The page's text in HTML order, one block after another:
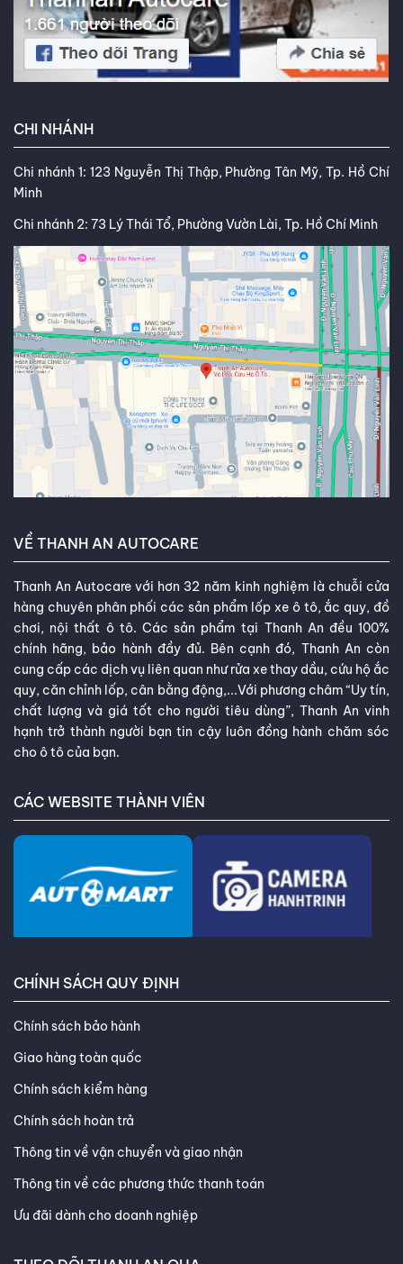
CHI NHÁNH
Chi nhánh 1: 123 Nguyễn Thị Thập, Phường Tân Mỹ, Tp. Hồ Chí
Minh
Chi nhánh 2: 73 Lý Thái Tổ, Phường Vườn Lài, Tp. Hồ Chí Minh
VỀ THANH AN AUTOCARE
Thanh An Autocare với hơn 32 năm kinh nghiệm là chuỗi cửa
hàng chuyên phân phối các sản phẩm lốp xe ô tô, ắc quy, đồ
chơi, nội thất ô tô. Các sản phẩm tại Thanh An đều 100%
chính hãng, bảo hành đầy đủ. Bên cạnh đó, Thanh An còn
cung cấp các dịch vụ liên quan như rửa xe thay dầu, cứu hộ ắc
quy, căn chỉnh lốp, cân bằng động,...Với phương châm “Uy tín,
chất lượng và giá tốt cho người tiêu dùng”, Thanh An vinh
hạnh trở thành người bạn tin cậy luôn đồng hành chăm sóc
cho ô tô của bạn.
CÁC WEBSITE THÀNH VIÊN
CHÍNH SÁCH QUY ĐỊNH
Chính sách bảo hành
Giao hàng toàn quốc
Chính sách kiểm hàng
Chính sách hoàn trả
Thông tin về vận chuyển và giao nhận
Thông tin về các phương thức thanh toán
Ưu đãi dành cho doanh nghiệp